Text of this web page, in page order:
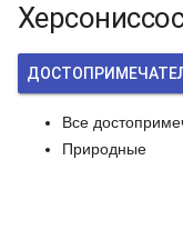
Все
Природные